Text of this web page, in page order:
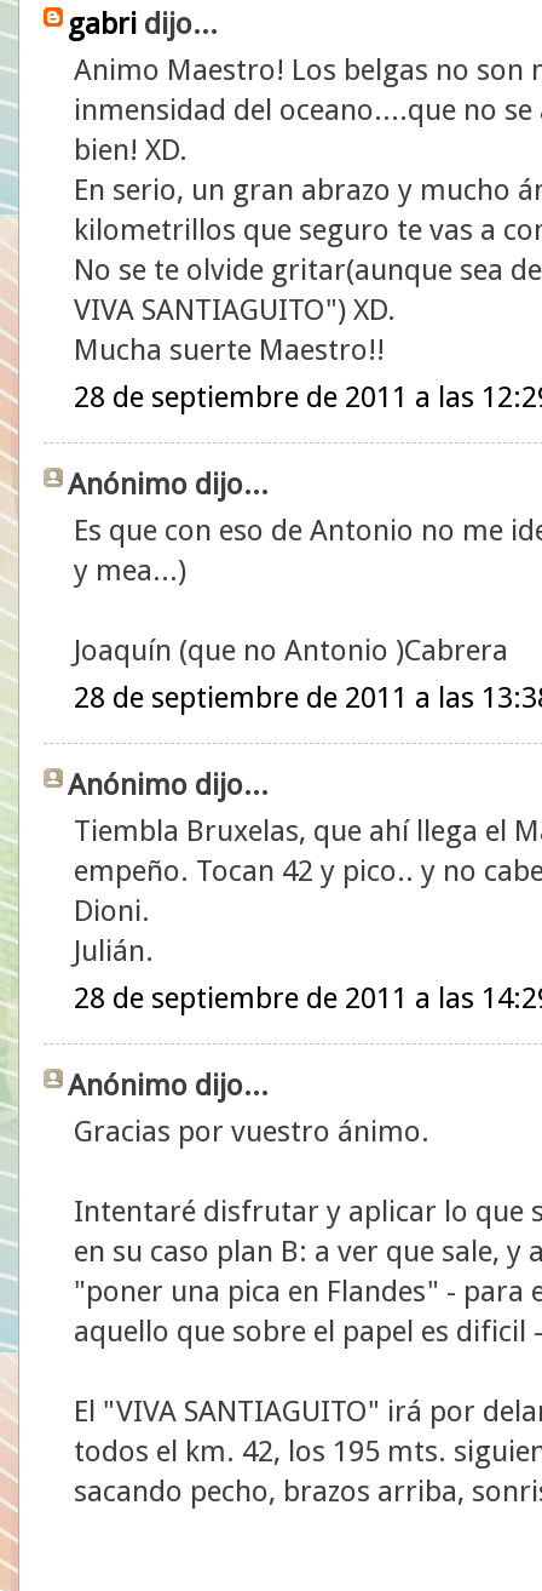
gabri dijo...
Animo Maestro! Los belgas no son
inmensidad del oceano....que no
bien! XD.
En serio, un gran abrazo y mucho
kilometrillos que seguro te vas a
No se te olvide gritar(aunque sea
VIVA SANTIAGUITO") XD.
Mucha suerte Maestro!!
28 de septiembre de 2011 a las
Anónimo dijo...
Es que con eso de Antonio no me
y mea...)
Joaquín (que no Antonio )Cabrera
28 de septiembre de 2011 a las
Anónimo dijo...
Tiembla Bruxelas, que ahí llega el
empeño. Tocan 42 y pico.. y no
Dioni.
Julián.
28 de septiembre de 2011 a las
Anónimo dijo...
Gracias por vuestro ánimo.
Intentaré disfrutar y aplicar lo que
en su caso plan B: a ver que sale, y
"poner una pica en Flandes" -
aquello que sobre el papel es dificil
El "VIVA SANTIAGUITO" irá por
todos el km. 42, los 195 mts.
sacando pecho, brazos arriba,